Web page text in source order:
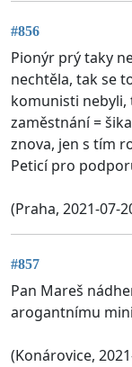
#856
Pionýr prý taky
nechtěla, tak se
komunisti nebyli,
zaměstnání =
znova, jen s tím
Peticí pro
(Praha, 2021-07-
#857
Pan Mareš
arogantnímu
(Konárovice,